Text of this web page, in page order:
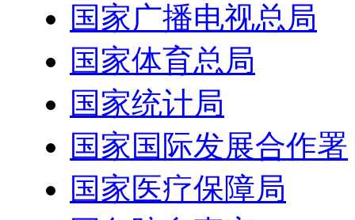
国家广播电视总局
国家体育总局
国家统计局
国家国际发展合作署
国家医疗保障局